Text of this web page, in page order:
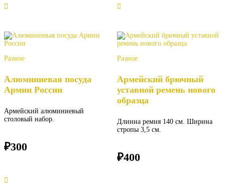
Разное
Алюминиевая посуда
Армии России
Армейский алюминиевый
столовый набор.
₽300
Разное
Армейский брючный
уставной ремень нового
образца
Длинна ремня 140 см. Ширина
стропы 3,5 см.
₽400